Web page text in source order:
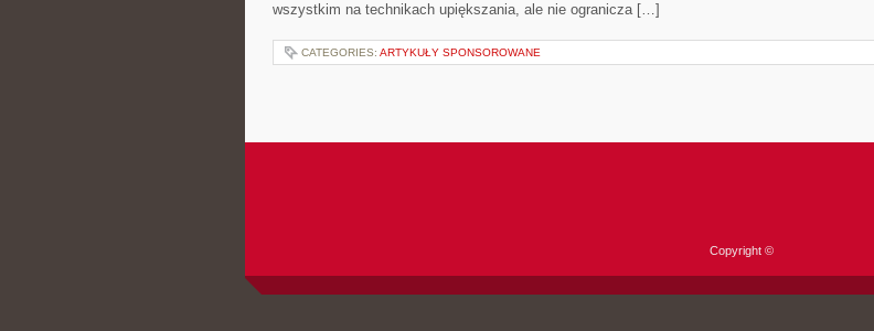
wszystkim na technikach upiększania, ale nie ogranicza […]
CATEGORIES: ARTYKUŁY SPONSOROWANE
Copyright ©